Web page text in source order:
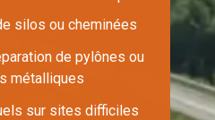
silos ou cheminées
de pylônes ou
métalliques
sur sites difficiles